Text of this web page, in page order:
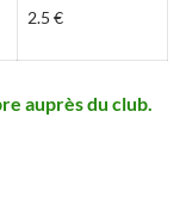
2.5 €
auprès du club.